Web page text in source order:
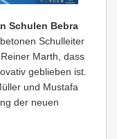
Schulen Bebra
Schulleiter
Marth, dass
geblieben ist.
und Mustafa
der neuen